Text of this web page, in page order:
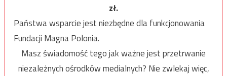
zł.
Państwa wsparcie jest niezbędne dla funkcjonowania
Fundacji Magna Polonia.
Masz świadomość tego jak ważne jest przetrwanie
niezależnych ośrodków medialnych? Nie zwlekaj więc,